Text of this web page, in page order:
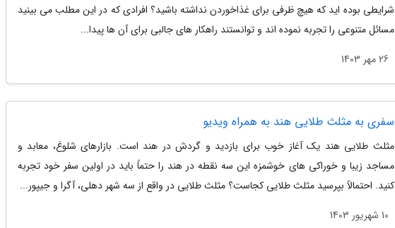
شرایطی بوده اید که هیچ ظرفی برای غذاخوردن نداشته باشید؟ افرادی که در این مطلب می بینید
مسائل متنوعی را تجربه نموده اند و توانستند راهکار های جالبی برای آن ها پیدا...
26 مهر 1403
سفری به مثلث طلایی هند به همراه ویدیو
مثلث طلایی هند یک آغاز خوب برای بازدید و گردش در هند است. بازارهای شلوغ، معابد و
مساجد زیبا و خوراکی های خوشمزه این سه نقطه در هند را حتماً باید در اولین سفر خود تجربه
کنید. احتمالاً بپرسید مثلث طلایی کجاست؟ مثلث طلایی در واقع از سه شهر دهلی، آگرا و جیپور...
10 شهریور 1403